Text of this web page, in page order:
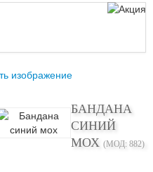
изображение
БАНДАНА
СИНИЙ
МОХ (МОД: 882)